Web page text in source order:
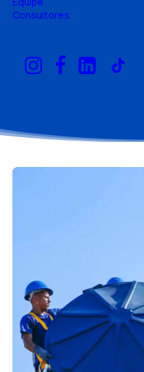
Consultores